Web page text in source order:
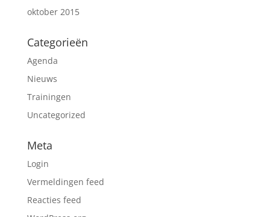
oktober 2015
Categorieën
Agenda
Nieuws
Trainingen
Uncategorized
Meta
Login
Vermeldingen feed
Reacties feed